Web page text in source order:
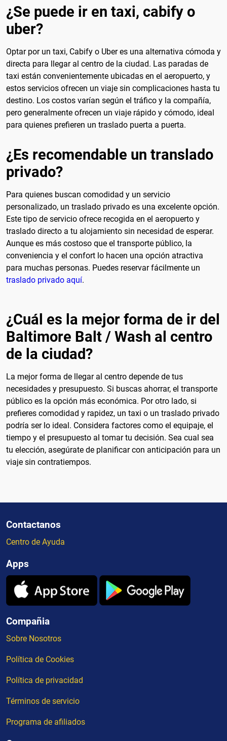
¿Se puede ir en taxi, cabify o
uber?
Optar por un taxi, Cabify o Uber es una alternativa cómoda y
directa para llegar al centro de la ciudad. Las paradas de
taxi están convenientemente ubicadas en el aeropuerto, y
estos servicios ofrecen un viaje sin complicaciones hasta tu
destino. Los costos varían según el tráfico y la compañía,
pero generalmente ofrecen un viaje rápido y cómodo, ideal
para quienes prefieren un traslado puerta a puerta.
¿Es recomendable un translado
privado?
Para quienes buscan comodidad y un servicio
personalizado, un traslado privado es una excelente opción.
Este tipo de servicio ofrece recogida en el aeropuerto y
traslado directo a tu alojamiento sin necesidad de esperar.
Aunque es más costoso que el transporte público, la
conveniencia y el confort lo hacen una opción atractiva
para muchas personas. Puedes reservar fácilmente un
traslado privado aquí.
¿Cuál es la mejor forma de ir del
Baltimore Balt / Wash al centro
de la ciudad?
La mejor forma de llegar al centro depende de tus
necesidades y presupuesto. Si buscas ahorrar, el transporte
público es la opción más económica. Por otro lado, si
prefieres comodidad y rapidez, un taxi o un traslado privado
podría ser lo ideal. Considera factores como el equipaje, el
tiempo y el presupuesto al tomar tu decisión. Sea cual sea
tu elección, asegúrate de planificar con anticipación para un
viaje sin contratiempos.
Contactanos
Centro de Ayuda
Apps
Compañia
Sobre Nosotros
Política de Cookies
Política de privacidad
Términos de servicio
Programa de afiliados